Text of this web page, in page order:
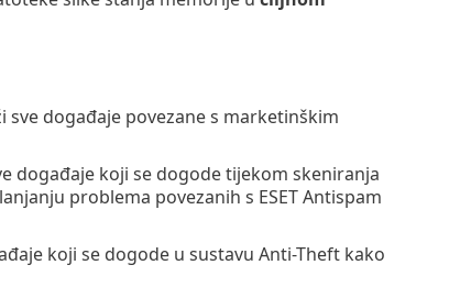
sve događaje povezane s marketinškim
događaje koji se dogode tijekom skeniranja
problema povezanih s ESET Antispam
koji se dogode u sustavu Anti-Theft kako